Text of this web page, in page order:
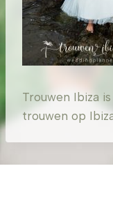
Trouwen Ibiza
trouwen op